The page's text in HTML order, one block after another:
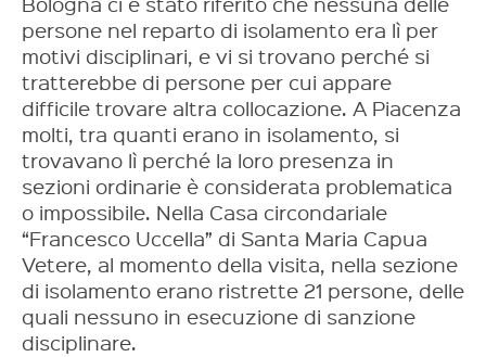
persone nel reparto di isolamento era lì per
motivi disciplinari, e vi si trovano perché si
tratterebbe di persone per cui appare
difficile trovare altra collocazione. A Piacenza
molti, tra quanti erano in isolamento, si
trovavano lì perché la loro presenza in
sezioni ordinarie è considerata problematica
o impossibile. Nella Casa circondariale
“Francesco Uccella” di Santa Maria Capua
Vetere, al momento della visita, nella sezione
di isolamento erano ristrette 21 persone, delle
quali nessuno in esecuzione di sanzione
disciplinare.